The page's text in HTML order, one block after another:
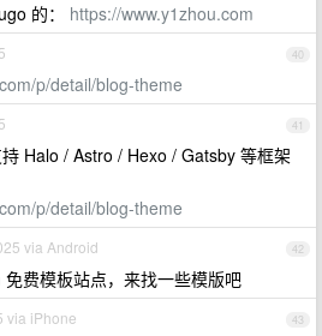
的： https://www.y1zhou.com
40
p/detail/blog-theme
41
Halo / Astro / Hexo / Gatsby 等框架
p/detail/blog-theme
42
via Android
免费模板站点，来找一些模版吧
43
via iPhone